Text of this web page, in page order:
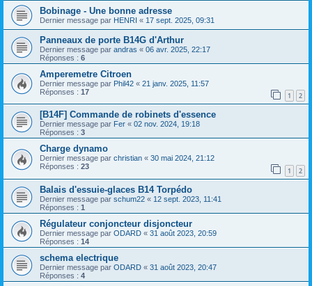
Bobinage - Une bonne adresse
Dernier message par HENRI « 17 sept. 2025, 09:31
Panneaux de porte B14G d'Arthur
Dernier message par andras « 06 avr. 2025, 22:17
Réponses : 6
Amperemetre Citroen
Dernier message par Phil42 « 21 janv. 2025, 11:57
Réponses : 17 1 2
[B14F] Commande de robinets d'essence
Dernier message par Fer « 02 nov. 2024, 19:18
Réponses : 3
Charge dynamo
Dernier message par christian « 30 mai 2024, 21:12
Réponses : 23 1 2
Balais d'essuie-glaces B14 Torpédo
Dernier message par schum22 « 12 sept. 2023, 11:41
Réponses : 1
Régulateur conjoncteur disjoncteur
Dernier message par ODARD « 31 août 2023, 20:59
Réponses : 14
schema electrique
Dernier message par ODARD « 31 août 2023, 20:47
Réponses : 4